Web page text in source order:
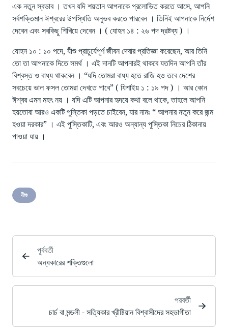
এক নতুন স্বভাব । তখন যদি শয়তান আপনাকে প্রলোভিত করতে আসে, আপনি
সর্বশক্তিমান ঈশ্বরের উপস্থিতি অনুভব করতে পারবেন । তিনিই আপনাকে নির্দেশ
দেবেন এবং সবকিছু শিখিয়ে দেবেন । ( যোহন ১৪ : ২৬ পদ দ্রষ্টব্য ) ।
যোহন ১০ : ১০ পদে, যীশু প্রাচুর্যেপূর্ণ জীবন দেবার প্রতিজ্ঞা করেছেন, আর তিনি
তো তা আপনাকে দিতে সমর্থ । এই দানটি আপনারই থাকবে যতদিন আপনি তাঁর
বিশ্বস্ত ও বাধ্য থাকবেন । “যদি তোমরা বাধ্য হতে রাজি হও তবে দেশের
সবচেয়ে ভাল ফসল তোমরা দেখতে পাবে” ( যিশাইয় ১ : ১৯ পদ ) । আর কোন
ঈশ্বর এমন মহৎ নয় । যদি এটি আপনার হৃদয়ে কথা বলে থাকে, তাহলে আপনি
হয়তোবা আরও একটি পুস্তিকা পড়তে চাইবেন, যার নামঃ “ আপনার নতুন করে জন্ম
হওয়া দরকার” । এই পুস্তিকাটি, এবং আরও অন্যান্য পুস্তিকা নিচের ঠিকানায়
পাওয়া যায় ।
যীশু
পূর্ববর্তী
অন্ধকারের শক্তিগুলো
পরবর্তী
চার্চ বা মন্ডলী - সত্যিকার খ্রীষ্টিয়ান বিশ্বাসীদের সহভাগীতা